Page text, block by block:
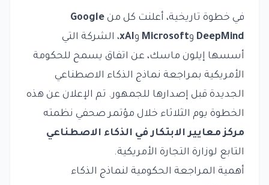
في خطوة تاريخية، أعلنت كل من Google
DeepMind وMicrosoft وxAI، الشركة التي
أسسها إيلون ماسك، عن اتفاق يسمح للحكومة
الأمريكية بمراجعة نماذج الذكاء الاصطناعي
الجديدة قبل إصدارها للجمهور. تم الإعلان عن هذه
الخطوة يوم الثلاثاء خلال مؤتمر صحفي نظمته
مركز معايير الابتكار في الذكاء الاصطناعي
التابع لوزارة التجارة الأمريكية.
أهمية المراجعة الحكومية لنماذج الذكاء